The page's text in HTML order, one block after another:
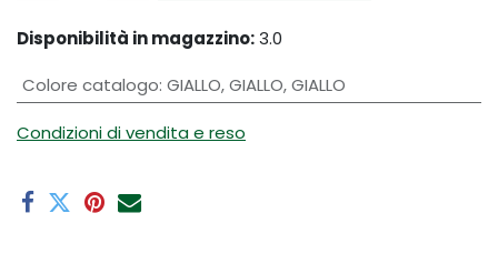
Disponibilità in magazzino:3.0
Colore catalogo: GIALLO,GIALLO,GIALLO
Condizioni di vendita e reso